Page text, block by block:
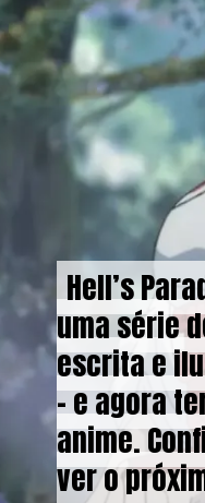
Hell’s
uma série
escrita e
- e agora
anime.
ver o
Hell’s
uma série
escrita e
- e agora
anime.
ver o